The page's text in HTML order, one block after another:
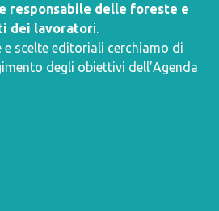
responsabile delle foreste e
dei lavoratori.
e scelte editoriali cerchiamo di
degli obiettivi dell’Agenda